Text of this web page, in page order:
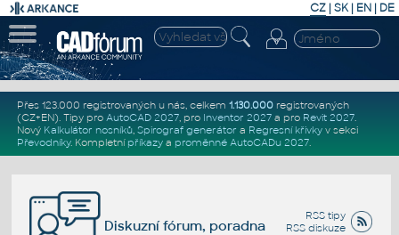
CZ | SK| EN | DE
Přes 123.000 registrovaných u nás, celkem 1.130.000registrovaných
(CZ+EN). Tipy pro AutoCAD 2027, pro Inventor 2027a pro Revit 2027.
Nový Kalkulátor nosníků, Spirograf generátor a Regresní křivkyv sekci
Převodníky. Kompletní příkazya proměnné AutoCADu 2027.
RSS tipy
RSS diskuze
Diskuzní fórum, poradna